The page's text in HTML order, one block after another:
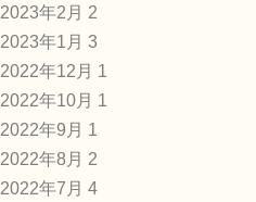
2023年2月 2
2023年1月 3
2022年12月 1
2022年10月 1
2022年9月 1
2022年8月 2
2022年7月 4